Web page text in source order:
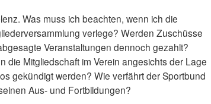
Was muss ich beachten, wenn ich die
verlege? Werden Zuschüsse
Veranstaltungen dennoch gezahlt?
die Mitgliedschaft im Verein angesichts der Lage
gekündigt werden? Wie verfährt der Sportbund
Aus- und Fortbildungen?